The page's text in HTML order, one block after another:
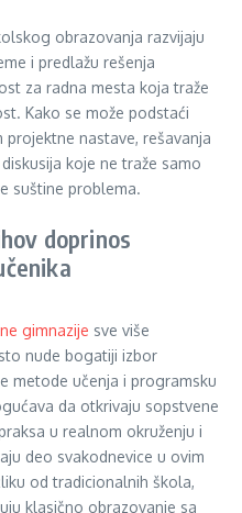
obrazovanja razvijaju
i predlažu rešenja
za radna mesta koja traže
Kako se može podstaći
nastave, rešavanja
koje ne traže samo
suštine problema.
doprinos
gimnazije sve više
nude bogatiji izbor
metode učenja i programsku
da otkrivaju sopstvene
u realnom okruženju i
deo svakodnevice u ovim
od tradicionalnih škola,
klasično obrazovanje sa